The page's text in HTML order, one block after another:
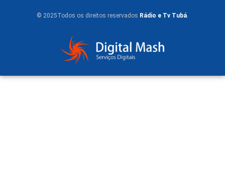
© 2025Todos os direitos reservados Rádio e Tv Tubá.